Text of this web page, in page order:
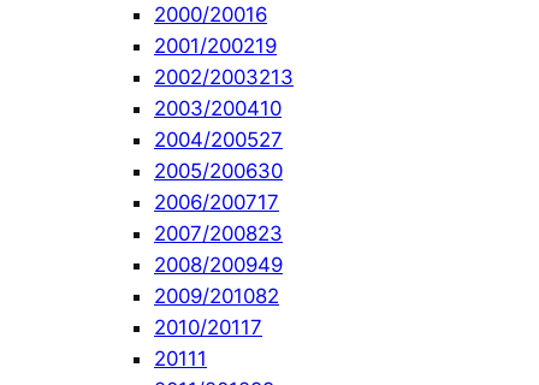
2000/20016
2001/200219
2002/2003213
2003/200410
2004/200527
2005/200630
2006/200717
2007/200823
2008/200949
2009/201082
2010/20117
20111